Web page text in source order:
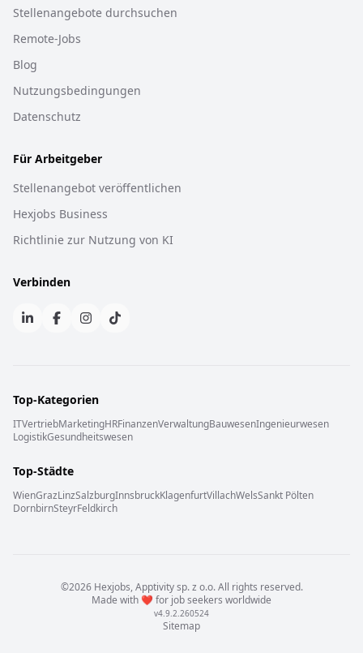
Stellenangebote durchsuchen
Remote-Jobs
Blog
Nutzungsbedingungen
Datenschutz
Für Arbeitgeber
Stellenangebot veröffentlichen
Hexjobs Business
Richtlinie zur Nutzung von KI
Verbinden
Top-Kategorien
ITVertriebMarketingHRFinanzenVerwaltungBauwesenIngenieurwesen
LogistikGesundheitswesen
Top-Städte
WienGrazLinzSalzburgInnsbruckKlagenfurtVillachWelsSankt Pölten
DornbirnSteyrFeldkirch
©2026Hexjobs, Apptivity sp. z o.o. All rights reserved.
Made with ❤️ for job seekers worldwide
v4.9.2.260524
Sitemap